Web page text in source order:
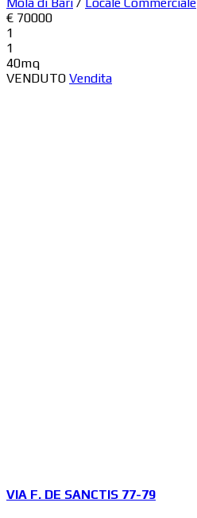
€ 70000
1
1
40mq
VENDUTO Vendita
VIA F. DE SANCTIS 77-79